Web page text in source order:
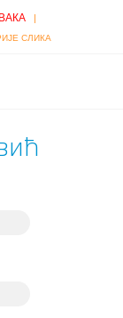
|
СЛИКА